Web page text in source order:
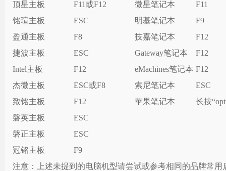
顶星主板
F11或F12 微星笔记本
F11
铭瑄主板
ESC 明基笔记本
F9
盈通主板
F8 技嘉笔记本
F12
捷波主板
ESC Gateway笔记本
F12
Intel主板
F12 eMachines笔记本 F12
杰微主板
ESC或F8 索尼笔记本
ESC
致铭主板
F12 苹果笔记本
长按
磐英主板
ESC
磐正主板
ESC
冠铭主板
F9
注意：上述未提到的电脑机型请尝试或参考相同的品牌常用